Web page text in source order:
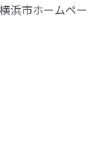
浜市ホームペー